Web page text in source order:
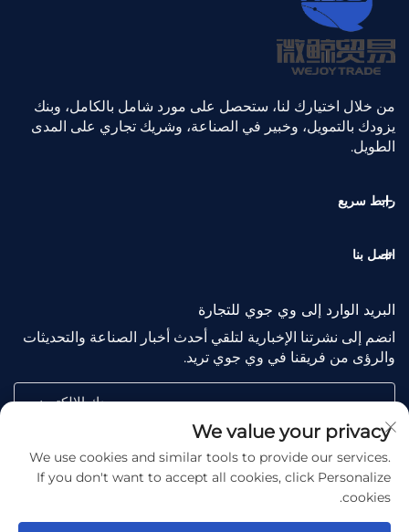
من خلال اختيارك لنا، ستحصل على مورد شامل بالكامل، وبنك
يزودك بالتمويل، وخبير في الصناعة، وشريك تجاري على المدى
الطويل.
رابط سريع
اتصل بنا
البريد الوارد إلى وي جوي للتجارة
انضم إلى نشرتنا الإخبارية لتلقي أحدث أخبار الصناعة والتحديثات
والرؤى من فريقنا في وي جوي تريد.
بريدك الإلكتروني
Subscribe
We value your privacy
We use cookies and similar tools to provide our services.
If you don't want to accept all cookies, click Personalize
cookies.